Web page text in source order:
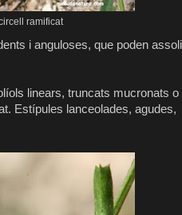
ramificat
i anguloses, que poden
linears, truncats mucronats o
Estípules lanceolades, agudes,